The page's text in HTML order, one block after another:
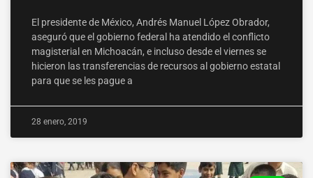
El presidente de México, Andrés Manuel López Obrador,
aseguró que el gobierno federal ha atendido el conflicto
magisterial en Michoacán, e incluso desde el viernes se
hicieron las transferencias de recursos al gobierno estatal
para que se les pague a
28 enero, 2019